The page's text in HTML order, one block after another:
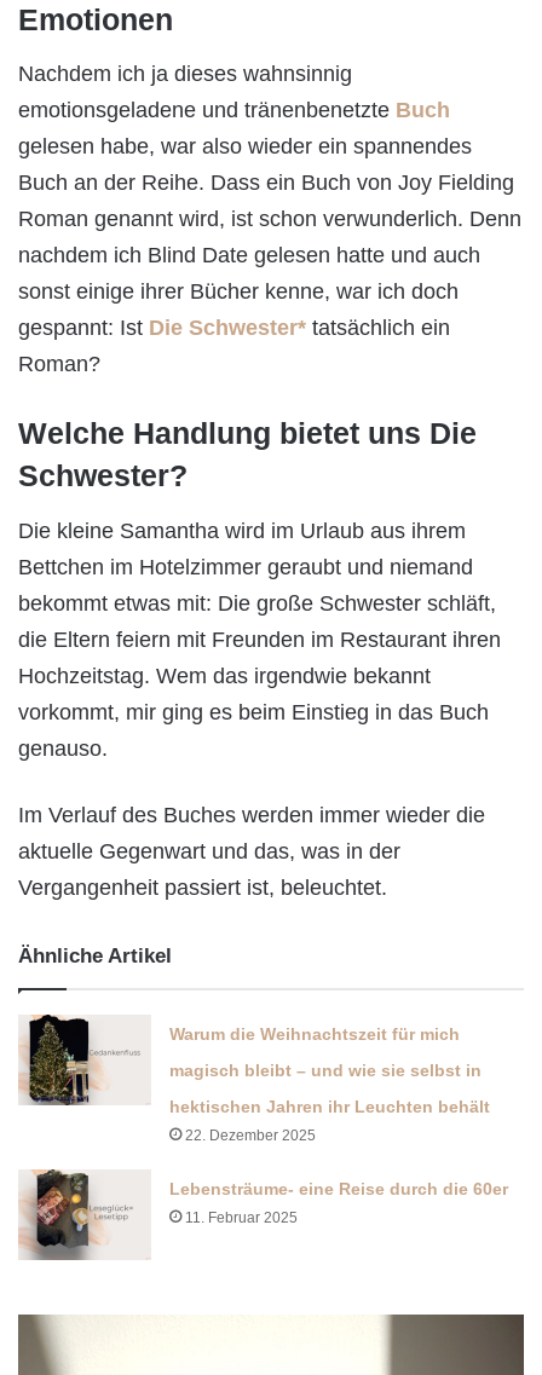
Emotionen
Nachdem ich ja dieses wahnsinnig
emotionsgeladene und tränenbenetzte Buch
gelesen habe, war also wieder ein spannendes
Buch an der Reihe. Dass ein Buch von Joy Fielding
Roman genannt wird, ist schon verwunderlich. Denn
nachdem ich Blind Date gelesen hatte und auch
sonst einige ihrer Bücher kenne, war ich doch
gespannt: Ist Die Schwester* tatsächlich ein
Roman?
Welche Handlung bietet uns Die
Schwester?
Die kleine Samantha wird im Urlaub aus ihrem
Bettchen im Hotelzimmer geraubt und niemand
bekommt etwas mit: Die große Schwester schläft,
die Eltern feiern mit Freunden im Restaurant ihren
Hochzeitstag. Wem das irgendwie bekannt
vorkommt, mir ging es beim Einstieg in das Buch
genauso.
Im Verlauf des Buches werden immer wieder die
aktuelle Gegenwart und das, was in der
Vergangenheit passiert ist, beleuchtet.
Ähnliche Artikel
Warum die Weihnachtszeit für mich
magisch bleibt – und wie sie selbst in
hektischen Jahren ihr Leuchten behält
22. Dezember 2025
Lebensträume- eine Reise durch die 60er
11. Februar 2025